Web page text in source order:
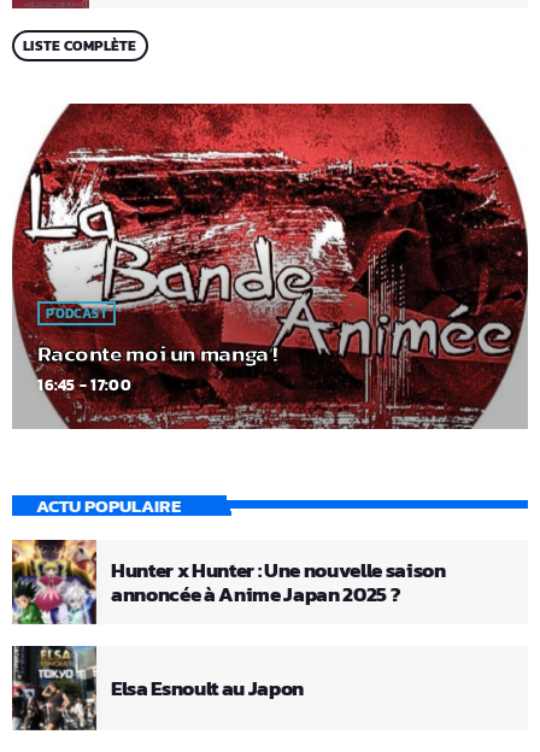
LISTE COMPLÈTE
PODCAST
Raconte moi un manga !
16:45 - 17:00
ACTU POPULAIRE
Hunter x Hunter : Une nouvelle saison
annoncée à Anime Japan 2025 ?
Elsa Esnoult au Japon